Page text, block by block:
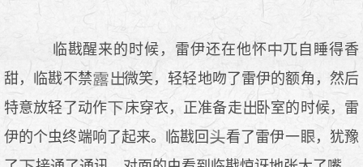
临戡醒来的时候，雷伊还在他怀
兀自睡得香
甜，临戡不禁
微笑，轻轻地吻了雷伊的额角，然后
特意放轻了动作
床穿衣，正准备走
卧室的时候，雷
伊的个虫终端响了起来。临戡回
看了雷伊一
，犹豫